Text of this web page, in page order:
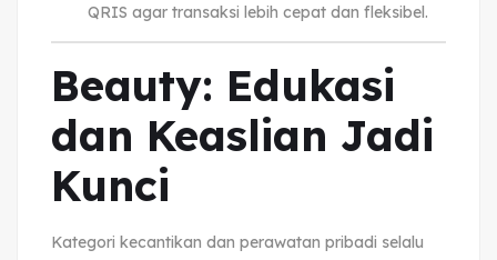
QRIS agar transaksi lebih cepat dan fleksibel.
Beauty: Edukasi
dan Keaslian Jadi
Kunci
Kategori kecantikan dan perawatan pribadi selalu